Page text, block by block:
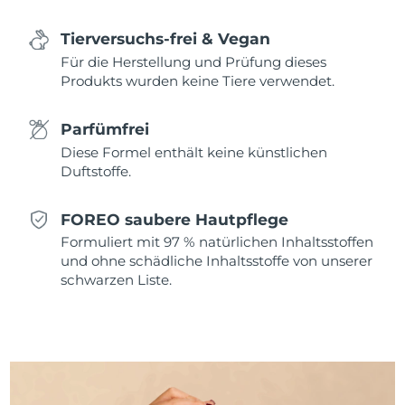
Tierversuchs-frei & Vegan
Für die Herstellung und Prüfung dieses
Produkts wurden keine Tiere verwendet.
Parfümfrei
Diese Formel enthält keine künstlichen
Duftstoffe.
FOREO saubere Hautpflege
Formuliert mit 97 % natürlichen Inhaltsstoffen
und ohne schädliche Inhaltsstoffe von unserer
schwarzen Liste.
Saudi-Arabien
Singapur Erwartete Lieferung
Slowenien Erwartete Lieferung
Südkorea Erwartete Lieferung8/14/26
Spanien